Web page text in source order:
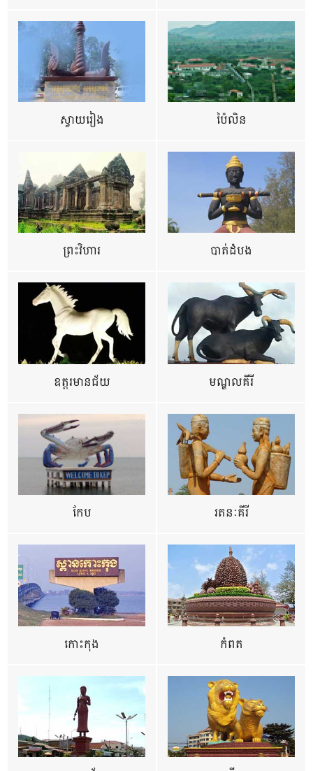
ស្វាយរៀង ប៉ៃលិន
ព្រះវិហារ បាត់ដំបង
ឧត្ដរមានជ័យ មណ្ឌលគីរី
កែប រតនៈគីរី
កោះកុង កំពត